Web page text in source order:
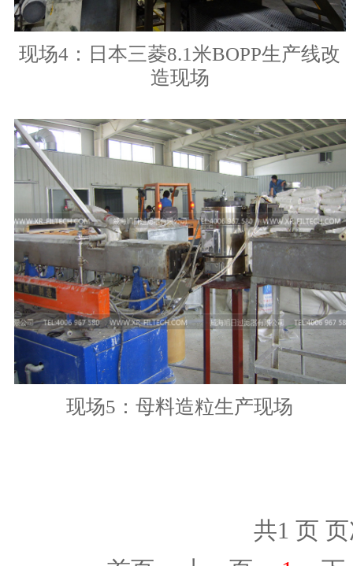
现场4：日本三菱8.1米BOPP生产线改
造现场
现场5：母料造粒生产现场
共1 页